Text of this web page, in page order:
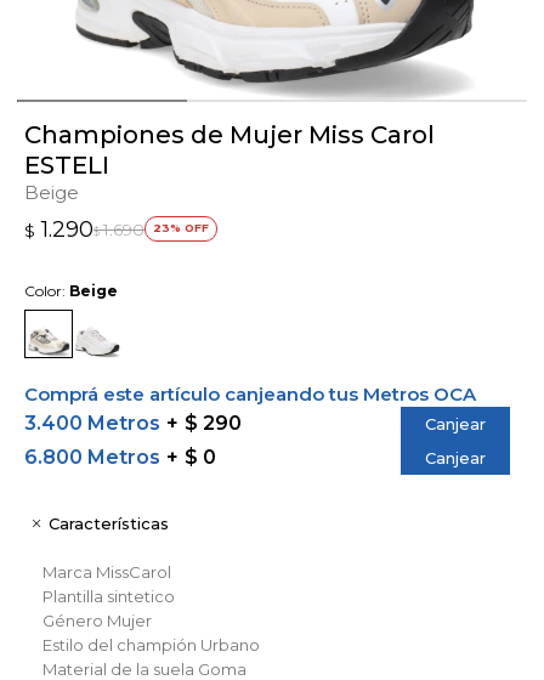
Championes de Mujer Miss Carol
ESTELI
Beige
$ 1.290$ 1.690 23
Color: Beige
Comprá este artículo canjeando tus Metros OCA
3.400 Metros
$ 290 Canjear
6.800 Metros $ 0 Canjear
Características
Marca MissCarol
Plantilla sintetico
Género Mujer
Estilo del champión Urbano
Material de la suela Goma